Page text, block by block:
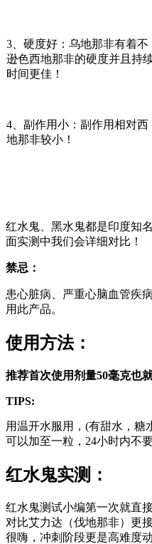
3、硬度好：乌地那非有着不
逊色西地那非的硬度并且持
时间更佳！
4、副作用小：副作用相对西
地那非较小！
红水鬼、黑水鬼都是印度知
面实测中我们会详细对比！
禁忌：
患心脏病、严重心脑血管疾
用此产品。
使用方法：
推荐首次使用剂量50毫克也
TIPS:
用温开水服用，(有甜水，糖
可以加至一粒，24小时内不
红水鬼实测：
红水鬼测试小编第一次就直
对比艾力达（伐地那非）更
很嗨，冲刺阶段更是高难度动